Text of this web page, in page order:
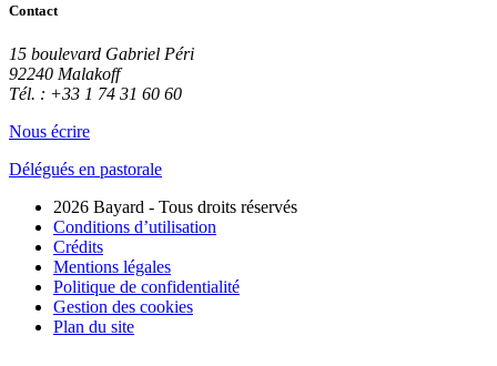
Contact
15 boulevard Gabriel Péri
92240 Malakoff
Tél. : +33 1 74 31 60 60
Nous écrire
Délégués en pastorale
2026 Bayard - Tous droits réservés
Conditions d’utilisation
Crédits
Mentions légales
Politique de confidentialité
Gestion des cookies
Plan du site